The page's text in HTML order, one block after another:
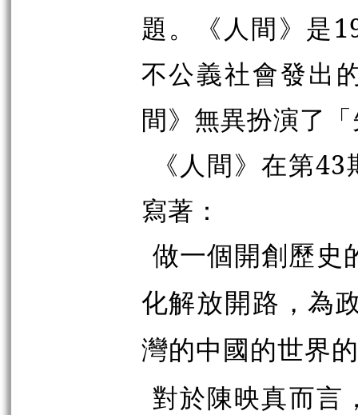
題。《人間》是
不公義社會發出
間》無異扮演了
《人間》在第
寫著：
做一個開創歷史
化解放開路，為
灣的中國的世界
對於陳映真而言